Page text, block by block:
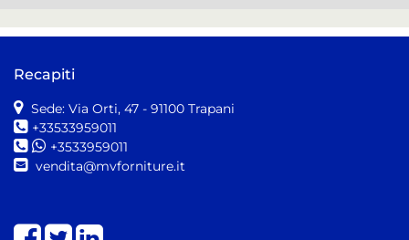
Recapiti
Sede: Via Orti, 47 - 91100 Trapani
+33533959011
+3533959011
vendita@mvforniture.it
Share on Facebook
Share on Twitter
Share on LinkedIn